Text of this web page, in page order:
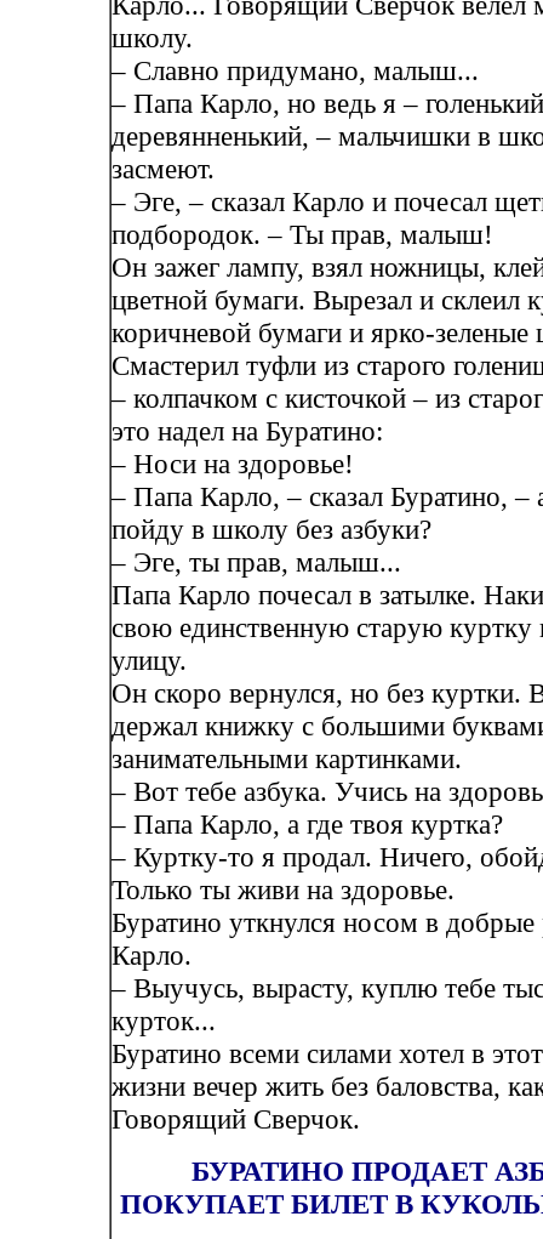
школу.
– Славно придумано, малыш...
– Папа Карло, но ведь я –
деревянненький, – мальчишки в
засмеют.
– Эге, – сказал Карло и почесал
подбородок. – Ты прав, малыш!
Он зажег лампу, взял ножницы,
цветной бумаги. Вырезал и склеил
коричневой бумаги и ярко-
Смастерил туфли из старого
– колпачком с кисточкой – из
это надел на Буратино:
– Носи на здоровье!
– Папа Карло, – сказал Буратино, –
пойду в школу без азбуки?
– Эге, ты прав, малыш...
Папа Карло почесал в затылке.
свою единственную старую
улицу.
Он скоро вернулся, но без куртки.
держал книжку с большими
занимательными картинками.
– Вот тебе азбука. Учись на
– Папа Карло, а где твоя куртка?
– Куртку-то я продал. Ничего,
Только ты живи на здоровье.
Буратино уткнулся носом в
Карло.
– Выучусь, вырасту, куплю тебе
курток...
Буратино всеми силами хотел в
жизни вечер жить без баловства,
Говорящий Сверчок.
БУРАТИНО ПРОДАЕТ
ПОКУПАЕТ БИЛЕТ В